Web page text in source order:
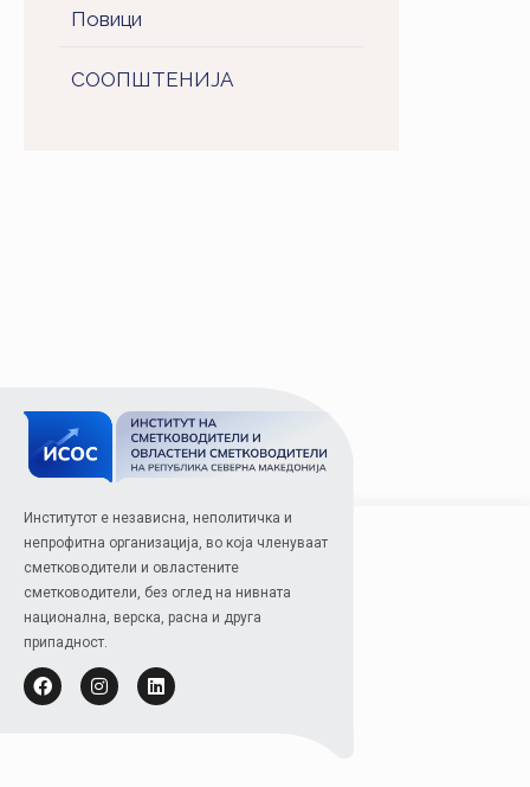
Повици
СООПШТЕНИJA
Институтот е независна, неполитичка и
непрофитна организација, во која членуваат
сметководители и овластените
сметководители, без оглед на нивната
национална, верска, расна и друга
припадност.